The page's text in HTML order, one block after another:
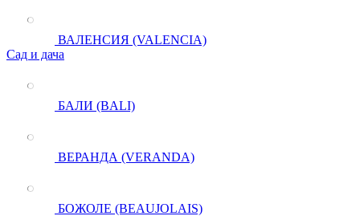
ВАЛЕНСИЯ (VALENCIA)
Сад и дача
БАЛИ (BALI)
ВЕРАНДА (VERANDA)
БОЖОЛЕ (BEAUJOLAIS)